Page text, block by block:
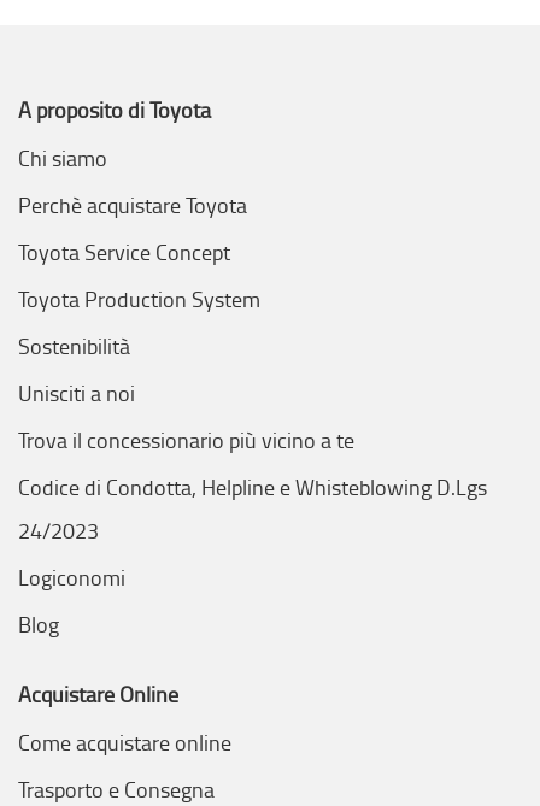
A proposito di Toyota
Chi siamo
Perchè acquistare Toyota
Toyota Service Concept
Toyota Production System
Sostenibilità
Unisciti a noi
Trova il concessionario più vicino a te
Codice di Condotta, Helpline e Whisteblowing D.Lgs
24/2023
Logiconomi
Blog
Acquistare Online
Come acquistare online
Trasporto e Consegna